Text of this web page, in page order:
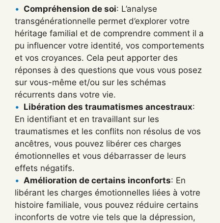
Compréhension de soi: L’analyse
transgénérationnelle permet d’explorer votre
héritage familial et de comprendre comment il a
pu influencer votre identité, vos comportements
et vos croyances. Cela peut apporter des
réponses à des questions que vous vous posez
sur vous-même et/ou sur les schémas
récurrents dans votre vie.
Libération des traumatismes ancestraux:
En identifiant et en travaillant sur les
traumatismes et les conflits non résolus de vos
ancêtres, vous pouvez libérer ces charges
émotionnelles et vous débarrasser de leurs
effets négatifs.
Amélioration de certains inconforts: En
libérant les charges émotionnelles liées à votre
histoire familiale, vous pouvez réduire certains
inconforts de votre vie tels que la dépression,